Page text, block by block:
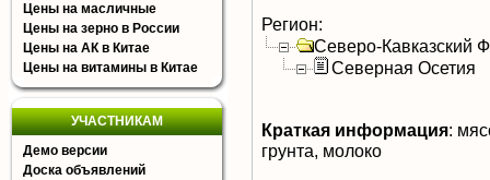
Цены на масличные
Цены на зерно в России
Цены на АК в Китае
Цены на витамины в Китае
УЧАСТНИКАМ
Демо версии
Доска объявлений
Регион:
Северо-Кавказский
Северная Осетия
Краткая информация:
грунта, молоко